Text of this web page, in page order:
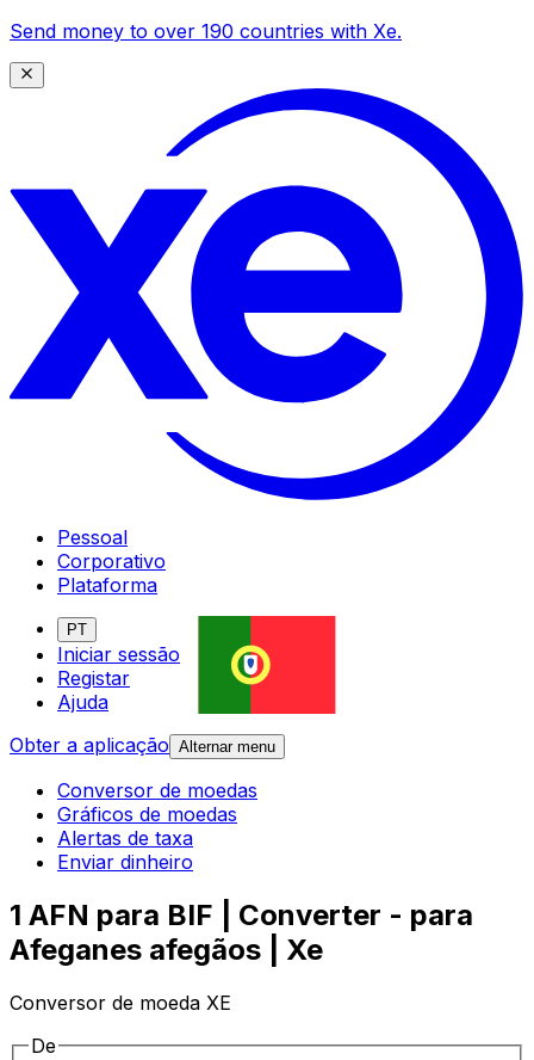
Send money to over 190 countries with Xe.
Pessoal
Corporativo
Plataforma
PT
Iniciar sessão
Registar
Ajuda
Obter a aplicação Alternar menu
Conversor de moedas
Gráficos de moedas
Alertas de taxa
Enviar dinheiro
1 AFN para BIF | Converter - para
Afeganes afegãos | Xe
Conversor de moeda XE
De